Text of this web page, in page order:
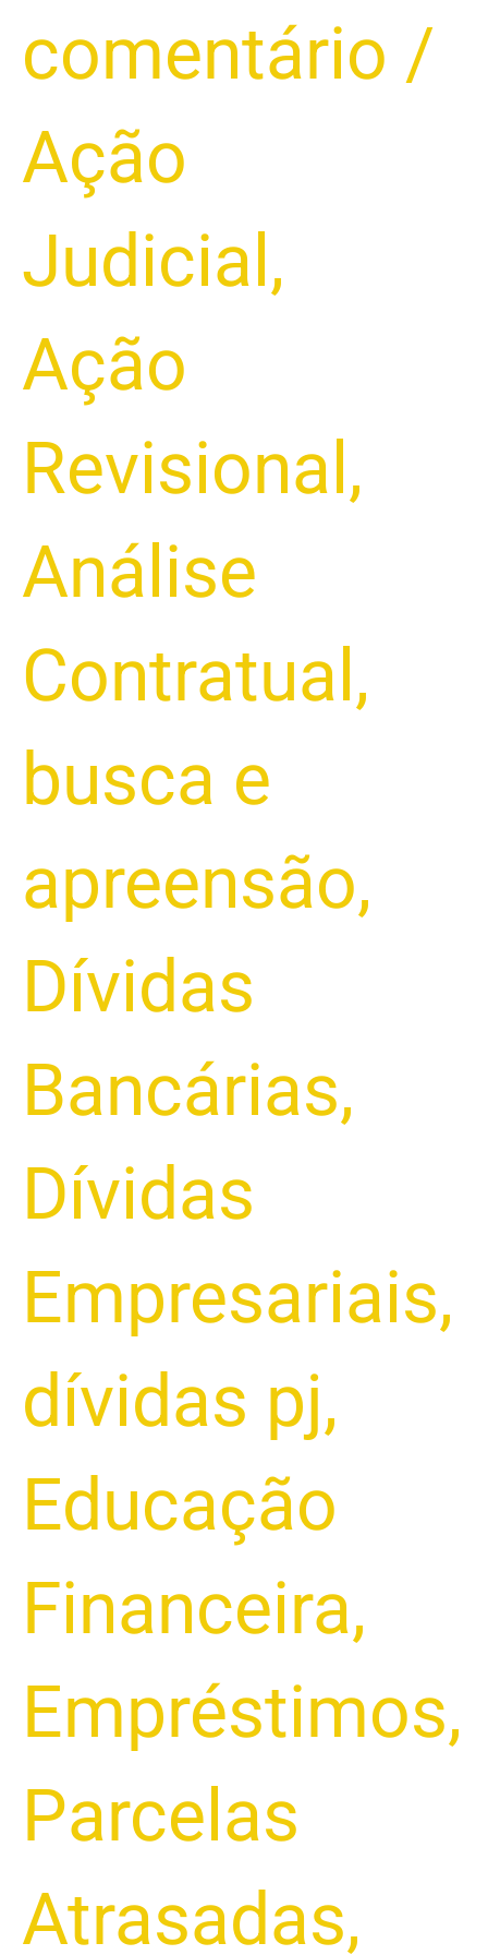
comentário /
Ação
Judicial ,
Ação
Revisional ,
Análise
Contratual ,
busca e
apreensão,
Dívidas
Bancárias,
Dívidas
Empresariais,
dívidas pj,
Educação
Financeira,
Empréstimos,
Parcelas
Atrasadas,